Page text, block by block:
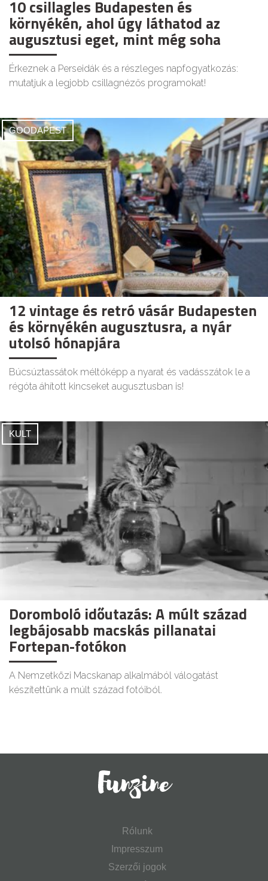
10 csillagles Budapesten és
környékén, ahol úgy láthatod az
augusztusi eget, mint még soha
Érkeznek a Perseidák és a részleges napfogyatkozás:
mutatjuk a legjobb csillagnézős programokat!
GOODAPEST
12 vintage és retró vásár Budapesten
és környékén augusztusra, a nyár
utolsó hónapjára
Búcsúztassátok méltóképp a nyarat és vadásszátok le a
régóta áhított kincseket augusztusban is!
KULT
Doromboló időutazás: A múlt század
legbájosabb macskás pillanatai
Fortepan-fotókon
A Nemzetközi Macskanap alkalmából válogatást
készítettünk a múlt század fotóiból.
Rólunk
Impresszum
Szerzői jogok